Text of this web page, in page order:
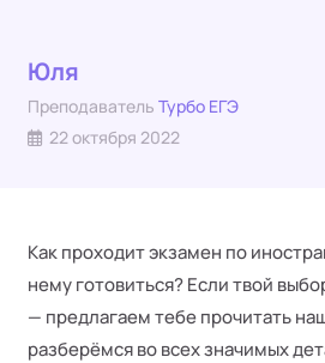
Юля
ПреподавательТурбо ЕГЭ
22 октября 2022
Как проходит экзамен по
нему готовиться? Если твой
— предлагаем тебе прочитать
разберёмся во всех значимых